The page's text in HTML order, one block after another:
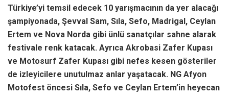
Türkiye’yi temsil edecek 10 yarışmacının da yer alacağı
şampiyonada, Şevval Sam, Sıla, Sefo, Madrigal, Ceylan
Ertem ve Nova Norda gibi ünlü sanatçılar sahne alarak
festivale renk katacak. Ayrıca Akrobasi Zafer Kupası
ve Motosurf Zafer Kupası gibi nefes kesen gösteriler
de izleyicilere unutulmaz anlar yaşatacak. NG Afyon
Motofest öncesi Sıla, Sefo ve Ceylan Ertem’in heyecan